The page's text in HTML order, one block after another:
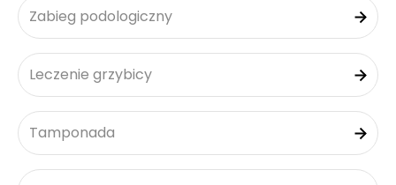
Zabieg podologiczny
Leczenie grzybicy
Tamponada